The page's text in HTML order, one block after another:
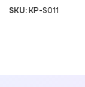
SKU:KP-S011